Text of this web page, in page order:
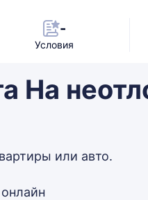
-
Условия
На
или авто.